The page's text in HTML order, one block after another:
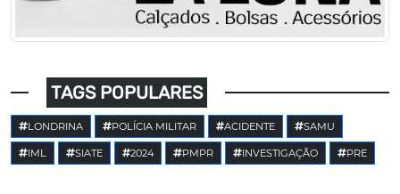
TAGS POPULARES
LONDRINA POLÍCIA MILITAR ACIDENTE SAMU
IML SIATE 2024 PMPR INVESTIGAÇÃO PRE